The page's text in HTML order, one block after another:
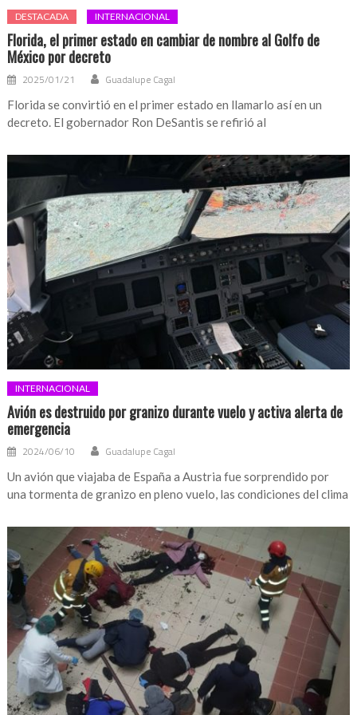
DESTACADA INTERNACIONAL
Florida, el primer estado en cambiar de nombre al Golfo de
México por decreto
2025/01/21 Guadalupe Cagal
Florida se convirtió en el primer estado en llamarlo así en un
decreto. El gobernador Ron DeSantis se refirió al
INTERNACIONAL
Avión es destruido por granizo durante vuelo y activa alerta de
emergencia
2024/06/10 Guadalupe Cagal
Un avión que viajaba de España a Austria fue sorprendido por
una tormenta de granizo en pleno vuelo, las condiciones del clima